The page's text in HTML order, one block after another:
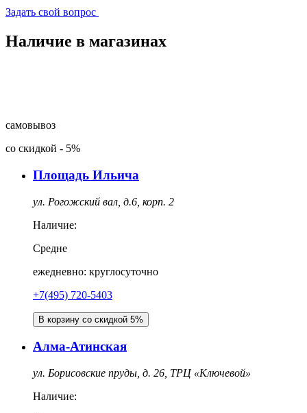
Задать свой вопрос
Наличие в магазинах
самовывоз
со скидкой - 5%
Площадь Ильича
ул. Рогожский вал, д.6, корп. 2
Наличие:
Средне
ежедневно: круглосуточно
+7(495) 720-5403
В корзину со скидкой 5%
Алма-Атинская
ул. Борисовские пруды, д. 26, ТРЦ «Ключевой»
Наличие: